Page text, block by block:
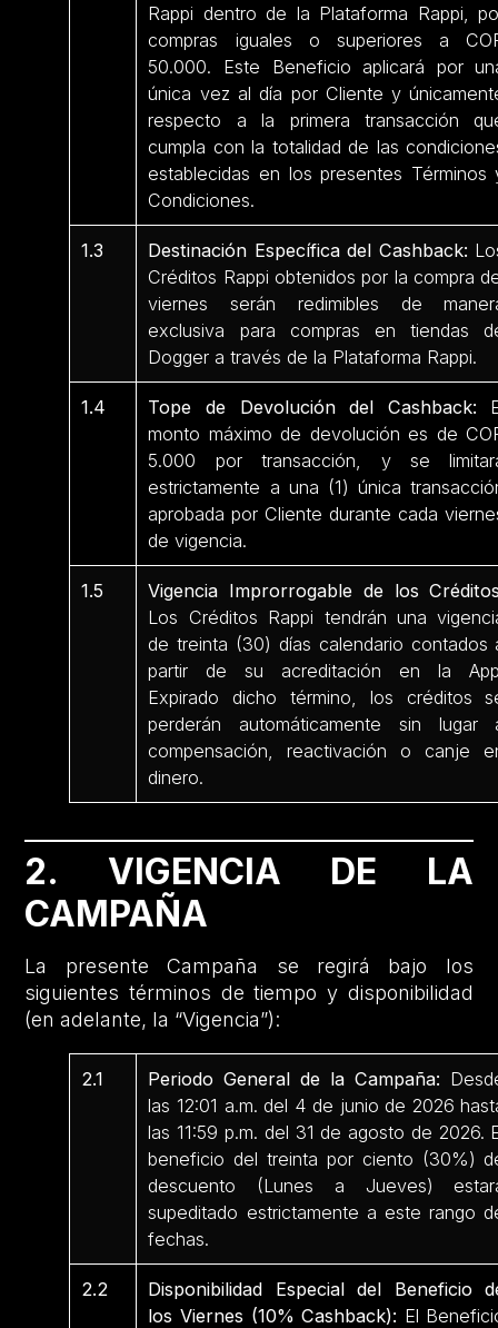
Rappi dentro de la Plataforma Rappi,
compras iguales o superiores a
50.000. Este Beneficio aplicará por
única vez al día por Cliente y
respecto a la primera transacción
cumpla con la totalidad de las
establecidas en los presentes Términos
Condiciones.
1.3 Destinación Específica del Cashback:
Créditos Rappi obtenidos por la compra
viernes serán redimibles de
exclusiva para compras en tiendas
Dogger a través de la Plataforma Rappi.
1.4 Tope de Devolución del Cashback:
monto máximo de devolución es de
5.000 por transacción, y se
estrictamente a una (1) única
aprobada por Cliente durante cada
de vigencia.
1.5
Vigencia Improrrogable de los
Los Créditos Rappi tendrán una
de treinta (30) días calendario contados
partir de su acreditación en la
Expirado dicho término, los créditos
perderán automáticamente sin lugar
compensación, reactivación o canje
dinero.
2. VIGENCIA DE LA
CAMPAÑA
La presente Campaña se regirá bajo los
siguientes términos de tiempo y disponibilidad
(en adelante, la “Vigencia”):
2.1 Periodo General de la Campaña:
las 12:01 a.m. del 4 de junio de 2026
las 11:59 p.m. del 31 de agosto de 2026.
beneficio del treinta por ciento (30%)
descuento (Lunes a Jueves)
supeditado estrictamente a este rango
fechas.
2.2
Disponibilidad Especial del Beneficio
los Viernes (10% Cashback): El